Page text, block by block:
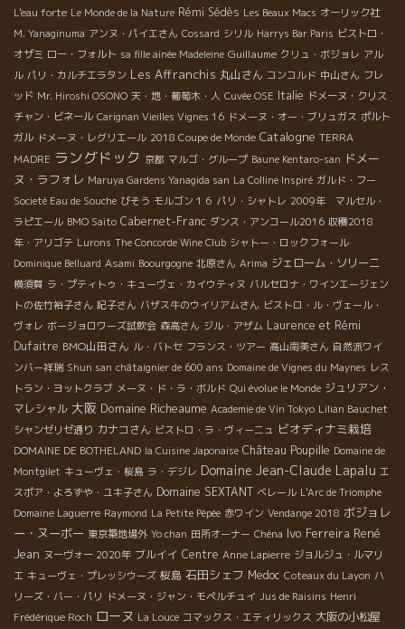
L'eau forte Le Monde de la Nature Rémi Sédès Les Beaux Macs オーリック社
M. Yanaginuma アンヌ・パイエさん Cossard シリル Harrys Bar Paris ビストロ・
オザミ ロー・フォルト sa fille ainée Madeleine Guillaume クリュ・ボジョレ アル
ル パリ・カルチエラタン Les Affranchis 丸山さん コンコルド 中山さん フレ
ッド Mr. Hiroshi OSONO 天・地・葡萄木・人 Cuvée OSE Italie ドメーヌ・クリス
チャン・ビネール Carignan Vieilles Vignes 16 ドメーヌ・オー・ブリュガス ポルト
ガル ドメーヌ・レグリエール 2018 Coupe de Monde Catalogne TERRA
MADRE ラングドック 京都 マルゴ・グループ Baune Kentaro-san ドメー
ヌ・ラフォレ Maruya Gardens Yanagida san La Colline Inspiré ガルド・フー
Societé Eau de Souche びそう モルゴン１６ パリ・シャトレ 2009年 マルセル・
ラピエール BMO Saito Cabernet-Franc ダンス・アンコール2016 収穫2018
年・アリゴテ Lurons The Concorde Wine Club シャトー・ロックフォール
Dominique Belluard Asami Boourgogne 北原さん Arima ジェローム・ソリーニ
横須賀 ラ・プティトゥ・キューヴェ・カイウティヌ バルセロナ・ワインエージェン
トの佐竹裕子さん 紀子さん バザス牛のウイリアムさん ビストロ・ル・ヴェール・
ヴォレ ボージョロワーズ試飲会 森高さん ジル・アザム Laurence et Rémi
Dufaitre BMO山田さん ル・バトセ フランス・ツアー 高山南美さん 自然派ワイ
ンバー祥瑞 Shun san châtaignier de 600 ans Domaine de Vignes du Maynes レス
トラン・ヨットクラブ メーヌ・ド・ラ・ボルド Qui évolue le Monde ジュリアン・
マレシャル 大阪 Domaine Richeaume Academie de Vin Tokyo Lilian Bauchet
シャンゼリゼ通り カナコさん ビストロ・ラ・ヴィーニュ ビオディナミ栽培
DOMAINE DE BOTHELAND la Cuisine Japonaise Château Poupille Domaine de
Montgilet キューヴェ・桜島 ラ・デジレ Domaine Jean-Claude Lapalu エ
スポア・よろずや・ユキ子さん Domaine SEXTANT ベレール L'Arc de Triomphe
Domaine Laguerre Raymond La Petite Pépée 赤ワイン Vendange 2018 ボジョレ
ー・ヌーボー 東京築地場外 Yo chan 田所オーナー Chéna Ivo Ferreira René
Jean ヌーヴォー 2020年 ブルイイ Centre Anne Lapierre ジョルジュ・ルマリ
エ キューヴェ・プレッシウーズ 桜島 石田シェフ Medoc Coteaux du Layon ハ
リーズ・バー・パリ ドメーヌ・ジャン・モペルチュイ Jus de Raisins Henri
Frédérique Roch ローヌ La Louce コマックス・エティリックス 大阪の小松屋